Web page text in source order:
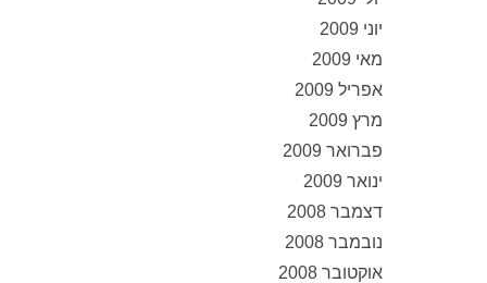
יוני 2009
מאי 2009
אפריל 2009
מרץ 2009
פברואר 2009
ינואר 2009
דצמבר 2008
נובמבר 2008
אוקטובר 2008